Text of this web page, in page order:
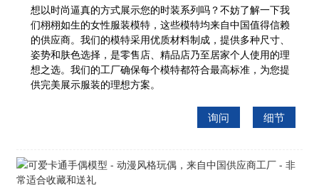
想以时尚逼真的方式展示您的时装系列吗？不妨了解一下我
们栩栩如生的女性服装模特，这些模特均来自中国值得信赖
的供应商。我们的模特采用优质材料制成，提供多种尺寸、
姿势和肤色选择，是零售店、精品店乃至居家个人使用的理
想之选。我们的工厂确保每个模特都符合最高标准，为您提
供完美展示服装的理想方案。
询问 细节